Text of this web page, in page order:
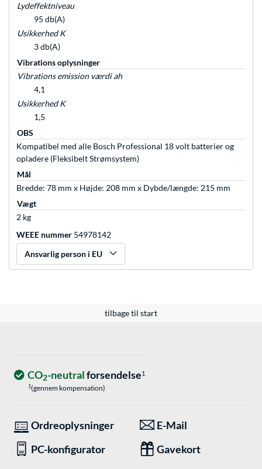
Lydeffektniveau
95 db(A)
Usikkerhed K
3 db(A)
Vibrations oplysninger
Vibrations emission værdi ah
4,1
Usikkerhed K
1,5
OBS
Kompatibel med alle Bosch Professional 18 volt batterier og
opladere (Fleksibelt Strømsystem)
Mål
Bredde: 78 mm x Højde: 208 mm x Dybde/længde: 215 mm
Vægt
2 kg
WEEE nummer 54978142
Ansvarlig person i EU
tilbage til start
CO2-neutralforsendelse1
1(gennem kompensation)
Ordreoplysninger
E-Mail
PC-konfigurator
Gavekort